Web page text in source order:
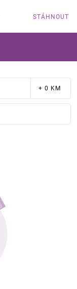
STÁHNOUT
+ 0 KM